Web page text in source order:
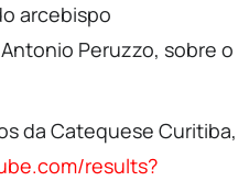
arcebispo
Peruzzo, sobre o
da Catequese Curitiba,
results?